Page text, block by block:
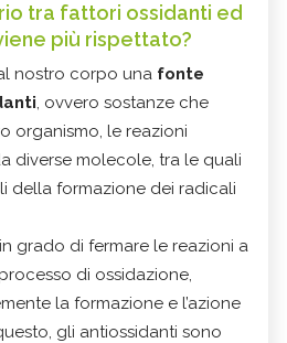
tra fattori ossidanti ed
più rispettato?
nostro corpo una fonte
, ovvero sostanze che
organismo, le reazioni
diverse molecole, tra le quali
della formazione dei radicali
grado di fermare le reazioni a
di ossidazione,
la formazione e l’azione
gli antiossidanti sono